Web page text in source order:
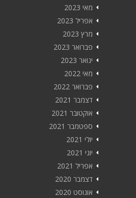
מאי 2023
אפריל 2023
מרץ 2023
פברואר 2023
ינואר 2023
מאי 2022
פברואר 2022
דצמבר 2021
אוקטובר 2021
ספטמבר 2021
יולי 2021
יוני 2021
אפריל 2021
דצמבר 2020
אוגוסט 2020